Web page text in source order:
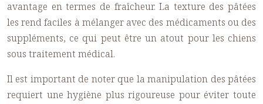
avantage en termes de fraîcheur. La texture des pâtées
les rend faciles à mélanger avec des médicaments ou des
suppléments, ce qui peut être un atout pour les chiens
sous traitement médical.
Il est important de noter que la manipulation des pâtées
requiert une hygiène plus rigoureuse pour éviter toute